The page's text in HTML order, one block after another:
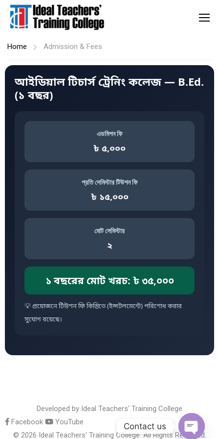
Home Admission & Fees
আইডিয়াল টিচার্স ট্রেনিং কলেজ — B.Ed.
(১ বছর)
এডমিশন ফি
৳ ৫,০০০
প্রতি সেমিস্টার টিউশন ফি
৳ ১৫,০০০
মোট সেমিস্টার
২
১ বছরের মোট খরচ: ৳ ৩৫,০০০
💡 প্রয়োজনে টিউশন ফি কিস্তিতে (ইন্সটলমেন্টে) পরিশোধ করার
সুযোগ রয়েছে।
Developed by Ideal Teachers' Training College
Facebook
YouTube
© 2026 Ideal Teachers' Training College. All Rights Reserved.
Contact us